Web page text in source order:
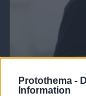
Protothema -
Information